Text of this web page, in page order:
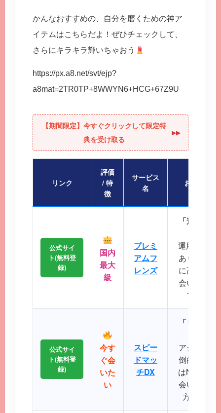
かんなおすすめの、自分を磨くための神ア
イテムはこちらだよ！ぜひチェックして、
さらにキラキラ輝いちゃおう
https://px.a8.net/svt/ejp?
a8mat=2TR0TP+8WWYN6+HCG+67Z9U
【期間限定】今すぐクリックして限定特
典を受け取る
▶︎▶︎
リンク
評価
/ 特
徴
サービス
名
おすすめ
公式サイ
ト(無料登
録)
国内
最大
級
プレミ
アムフ
レンズ
「迷った
運用歴20
あり、マ
に高く、
会いが期待
プクラス
公式サイ
ト(無料登
録)
今す
ぐ会
いた
い
スピー
ドマッ
チDX
「リアル
アクティ
倒的で、掲
はNo.1で
会いたい、
方に最適